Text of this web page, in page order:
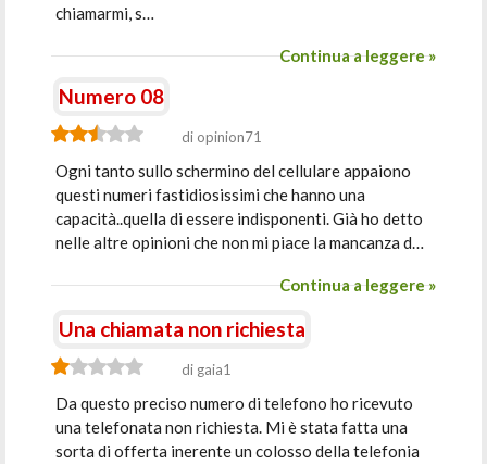
chiamarmi, s…
Continua a leggere »
Numero 08
di opinion71
Ogni tanto sullo schermino del cellulare appaiono
questi numeri fastidiosissimi che hanno una
capacità..quella di essere indisponenti. Già ho detto
nelle altre opinioni che non mi piace la mancanza d…
Continua a leggere »
Una chiamata non richiesta
di gaia1
Da questo preciso numero di telefono ho ricevuto
una telefonata non richiesta. Mi è stata fatta una
sorta di offerta inerente un colosso della telefonia